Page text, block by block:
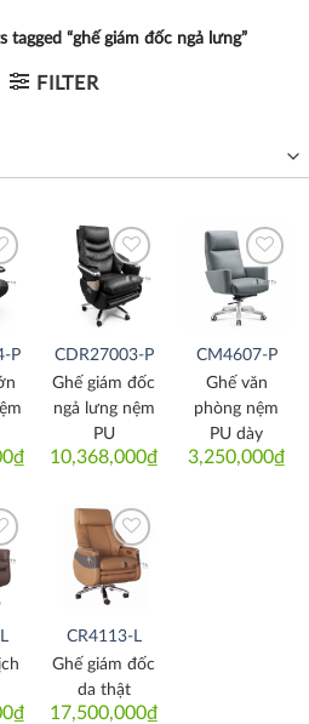
tagged “ghế giám đốc ngả lưng”
FILTER
P
₫
Thích
CDR27003-P
10,368,000₫
Ghế giám đốc
ngả lưng nệm
PU
Thích
CM4607-P
3,250,000₫
Ghế văn
phòng nệm
PU dày
₫
Thích
CR4113-L
17,500,000₫
Ghế giám đốc
da thật